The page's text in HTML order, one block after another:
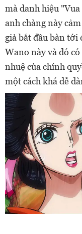
mà danh hiệu
anh chàng này
giả bắt đầu bàn tới
Wano này và đó
nhuệ của chính
một cách khá dễ